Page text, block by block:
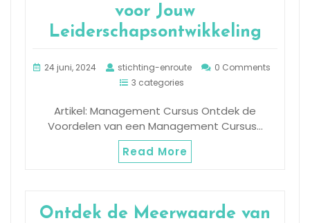
voor Jouw
Leiderschapsontwikkeling
24 juni, 2024 stichting-enroute
0 Comments
3 categories
Artikel: Management Cursus Ontdek de
Voordelen van een Management Cursus…
Read More
Ontdek de Meerwaarde van